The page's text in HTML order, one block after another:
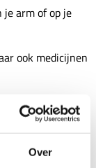
Over
je arm of op je
ook medicijnen